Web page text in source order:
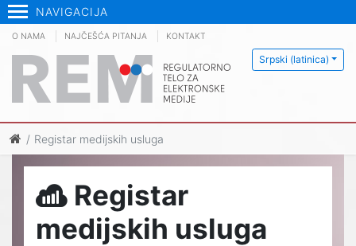
NAVIGACIJA
Srpski (latinica)
O NAMA NAJČEŠĆA PITANJA KONTAKT
Registar medijskih usluga
Registar
medijskih usluga